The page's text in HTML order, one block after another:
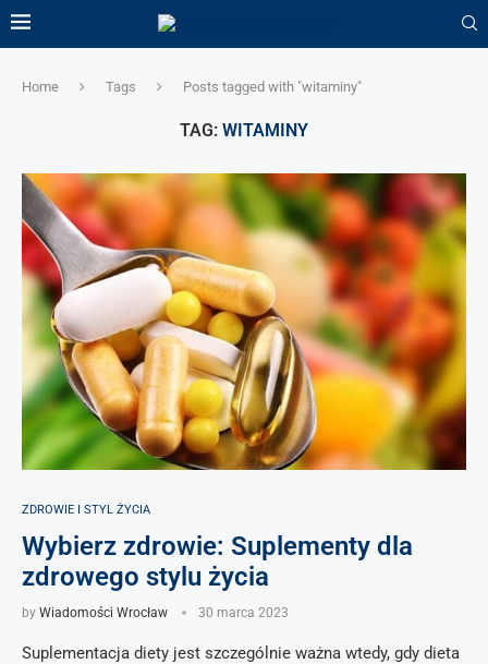
Home Tags Posts tagged with "witaminy"
TAG: WITAMINY
ZDROWIE I STYL ŻYCIA
Wybierz zdrowie: Suplementy dla
zdrowego stylu życia
by Wiadomości Wrocław 30 marca 2023
Suplementacja diety jest szczególnie ważna wtedy, gdy dieta